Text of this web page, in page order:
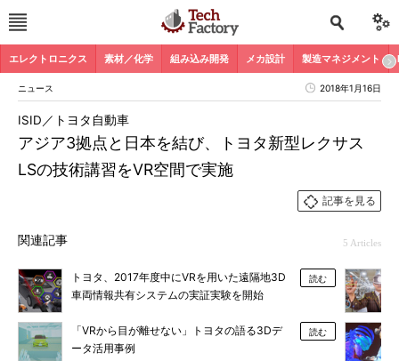
エレクトロニクス 素材／化学 組み込み開発 メカ設計 製造マネジメント
ニュース 2018年1月16日
アジア3拠点と日本を結び、トヨタ新型レクサス
LSの技術講習をVR空間で実施
ISID／トヨタ自動車
記事を見る
関連記事 5 Articles
トヨタ、2017年度中にVRを用いた遠隔地3D
車両情報共有システムの実証実験を開始
読む
「VRから目が離せない」トヨタの語る3Dデ
ータ活用事例
読む